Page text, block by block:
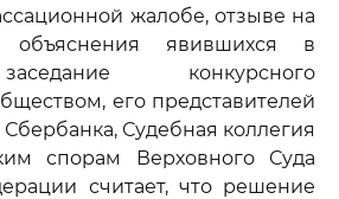
жалобе, отзыве на
объяснения явившихся в
конкурсного
его представителей
Судебная коллегия
спорам Верховного Суда
считает, что решение